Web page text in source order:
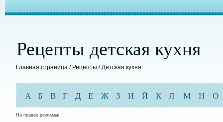
Рецепты детская кухня
Главная страница / Рецепты / Детская кухня
А Б В Г Д Е Ж З И Й К Л М Н О
На правах рекламы: